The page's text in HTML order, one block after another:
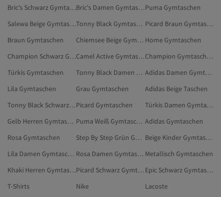
Bric's Schwarz Gymtaschen
Bric's Damen GymtaschenPuma Gymtaschen
Salewa Beige Gymtaschen
Tonny Black Gymtaschen
Picard Braun Gymtaschen
Braun Gymtaschen
Chiemsee Beige Gymtaschen Home Gymtaschen
Champion Schwarz Gymtaschen
Camel Active Gymtaschen
Champion Gymtaschen
Türkis Gymtaschen
Tonny Black Damen Gymtaschen
Adidas Damen Gymtaschen
Lila Gymtaschen
Grau Gymtaschen
Adidas Beige Taschen
Tonny Black Schwarz GymtaschenPicard Gymtaschen
Türkis Damen Gymtaschen
Gelb Herren Gymtaschen
Puma Weiß Gymtaschen Adidas Gymtaschen
Rosa Gymtaschen
Step By Step Grün Gymtaschen
Beige Kinder Gymtaschen
Lila Damen Gymtaschen
Rosa Damen Gymtaschen Metallisch Gymtaschen
Khaki Herren Gymtaschen
Picard Schwarz Gymtaschen
Epic Schwarz Gymtaschen
T-Shirts
Nike
Lacoste